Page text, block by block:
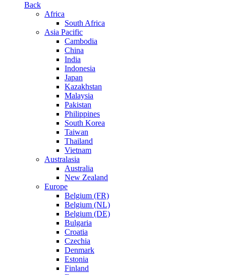
Back
Africa
South Africa
Asia Pacific
Cambodia
China
India
Indonesia
Japan
Kazakhstan
Malaysia
Pakistan
Philippines
South Korea
Taiwan
Thailand
Vietnam
Australasia
Australia
New Zealand
Europe
Belgium (FR)
Belgium (NL)
Belgium (DE)
Bulgaria
Croatia
Czechia
Denmark
Estonia
Finland